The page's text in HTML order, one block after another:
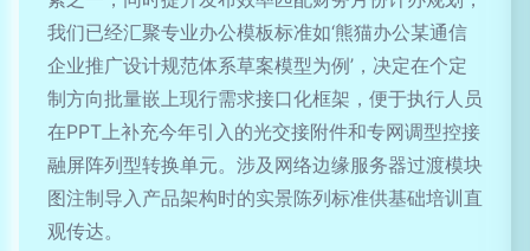
我们已经汇聚专业办公模板标准如‘熊猫办公某通信
企业推广设计规范体系草案模型为例’，决定在个定
制方向批量嵌上现行需求接口化框架，便于执行人员
在PPT上补充今年引入的光交接附件和专网调型控接
融屏阵列型转换单元。涉及网络边缘服务器过渡模块
图注制导入产品架构时的实景陈列标准供基础培训直
观传达。